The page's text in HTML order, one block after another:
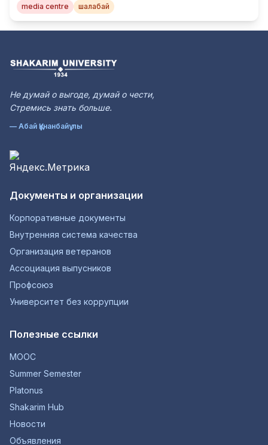
media centre
шалабай
Не думай о выгоде, думай о чести,
Стремись знать больше.
— Абай Құнанбайұлы
Документы и организации
Корпоративные документы
Внутренняя система качества
Организация ветеранов
Ассоциация выпусников
Профсоюз
Университет без коррупции
Полезные ссылки
MOOC
Summer Semester
Platonus
Shakarim Hub
Новости
Объявления